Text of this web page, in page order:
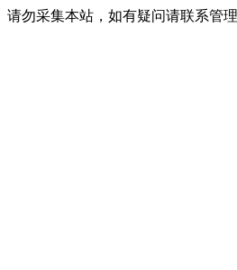
请勿采集本站，如有疑问请联系管理